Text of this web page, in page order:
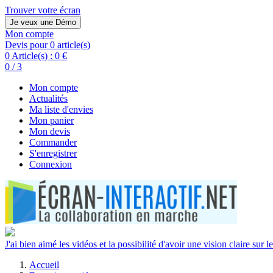
Trouver votre écran
Je veux une Démo
Mon compte
Devis pour 0 article(s)
0 Article(s) : 0 €
0 / 3
Mon compte
Actualités
Ma liste d'envies
Mon panier
Mon devis
Commander
S'enregistrer
Connexion
J'ai bien aimé les vidéos et la possibilité d'avoir une vision claire sur
Accueil